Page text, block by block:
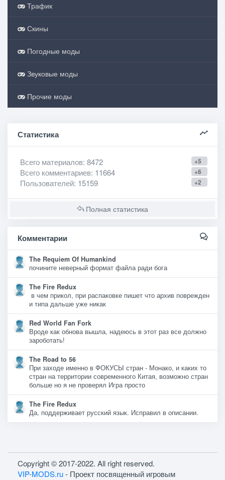
Трафик
Скины
Погодные моды
Звуковые моды
Прочие моды
Статистика
+5
Всего материалов: 8472
+6
Всего комментариев: 11664
+2
Пользователей: 15159
Полная статистика
Комментарии
The Requiem Of Humankind
почините неверный формат файла ради бога
The Fire Redux
в чем прикол, при распаковке пишет что архив поврежден
и типа дальше уже никак
Red World Fan Fork
Вроде как обнова вышла, надеюсь в этот раз все должно
зароботать!
The Road to 56
При заходе именно в ФОКУСЫ стран - Монако, и каких то
стран на территории современного Китая, возможно стран
больше но я не проверял Игра просто
The Fire Redux
Да, поддерживает русский язык. Исправил в описании.
Copyright © 2017-2022. All right reserved.
VIP-MODS.ru- Проект посвященный игровым